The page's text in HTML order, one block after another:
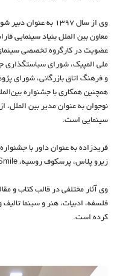
وی از سال ۱۳۹۷ به
معاون بین الملل بنیاد سینمایی
عضویت در کارگروه تخصصی
ملی المپیک، شورای سیاستگذاری
و فرهنگ اتاق بازرگانی، شورای
همچنین همکاری با جشنواره
نوجوان به عنوان مدیر بین
سینمایی است.
فریدزاده به عنوان داور با
زیرو پلاس، پرسکوف روسیه، Smile هند، سینما حقیقت و …همکاری کرده است.
وی آثار مختلفی در قالب کتاب و
فلسفه، ادبیات، هنر و سینما تالیف
کرده است.